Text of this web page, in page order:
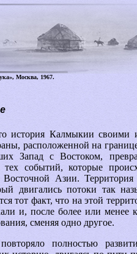
Москва, 1967.
история Калмыкии своими
расположенной на
Запад с Востоком,
событий, которые
Азии. Территория
двигались потоки так
тот факт, что на этой
и, после более или менее
сменяя одно другое.
полностью